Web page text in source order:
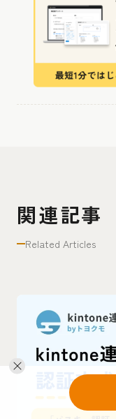
関連記事
Related Articles